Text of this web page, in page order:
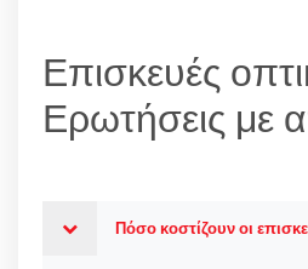
Επισκευές
Ερωτήσεις με
Πόσο κοστίζουν οι